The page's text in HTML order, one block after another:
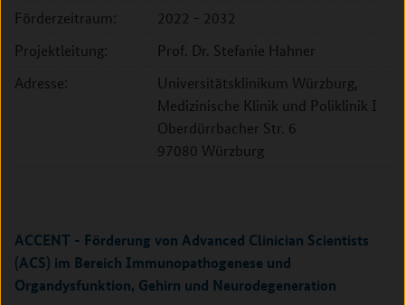
Förderzeitraum:
2022 - 2032
Projektleitung:
Prof. Dr. Stefanie Hahner
Adresse:
Universitätsklinikum Würzburg,
Medizinische Klinik und Poliklinik I
Oberdürrbacher Str. 6
97080 Würzburg
ACCENT - Förderung von Advanced Clinician Scientists
(ACS) im Bereich Immunopathogenese und
Organdysfunktion, Gehirn und Neurodegeneration